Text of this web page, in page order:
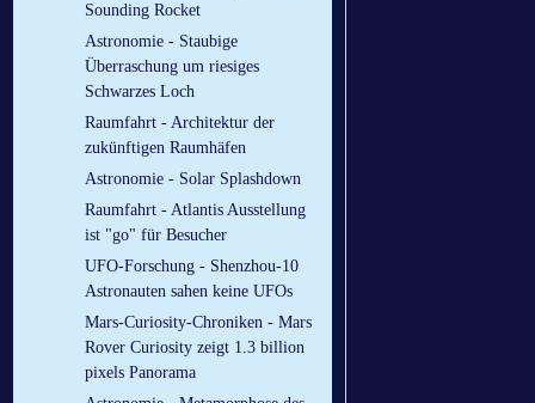
Sounding Rocket
Astronomie - Staubige
Überraschung um riesiges
Schwarzes Loch
Raumfahrt - Architektur der
zukünftigen Raumhäfen
Astronomie - Solar Splashdown
Raumfahrt - Atlantis Ausstellung
ist "go" für Besucher
UFO-Forschung - Shenzhou-10
Astronauten sahen keine UFOs
Mars-Curiosity-Chroniken - Mars
Rover Curiosity zeigt 1.3 billion
pixels Panorama